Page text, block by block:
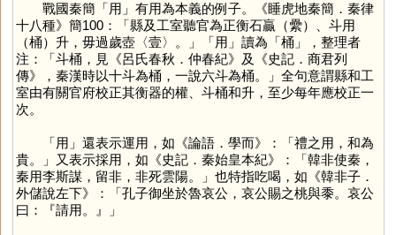
戰國秦簡「用 」有用為本義的例子。《睡虎地秦簡．秦律
十八種》簡100：「縣及工室聽官為正衡石贏（纍）、斗用
（桶）升，毋過歲壺〈壹〉。」「用 」讀為「桶 」，整理者
注：「斗桶，見《呂氏春秋．仲春紀》及《史記．商君列
傳》，秦漢時以十斗為桶，一說六斗為桶。」全句意謂縣和工
室由有關官府校正其衡器的權、斗桶和升，至少每年應校正一
次。
「用 」還表示運用，如《論語．學而》：「禮之用，和為
貴。」又表示採用，如《史記．秦始皇本紀》：「韓非使秦，
秦用李斯謀，留非，非死雲陽。」也特指吃喝，如《韓非子．
外儲說左下》：「孔子御坐於魯哀公，哀公賜之桃與黍。哀公
曰：『請用。』」